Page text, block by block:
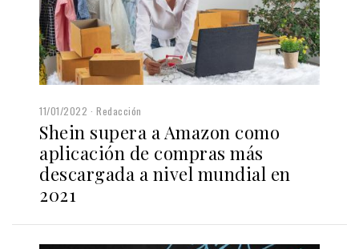
11/01/2022 Redacción
Shein supera a Amazon como
aplicación de compras más
descargada a nivel mundial en
2021